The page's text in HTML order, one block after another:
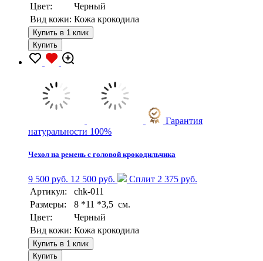
Цвет:
Черный
Вид кожи: Кожа крокодила
Купить в 1 клик
Купить
Гарантия
натуральности 100%
Чехол на ремень с головой крокодильчика
9 500 руб. 12 500 руб.
Сплит 2 375 руб.
Артикул:
chk-011
Размеры:
8 *11 *3,5 см.
Цвет:
Черный
Вид кожи: Кожа крокодила
Купить в 1 клик
Купить